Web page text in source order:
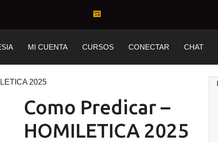
MI CUENTA CURSOS CONECTAR CHAT
2025
Como Predicar –
HOMILETICA 2025